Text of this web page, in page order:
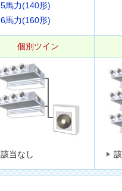
5馬力(140形)
6馬力(160形)
個別ツイン
該当なし